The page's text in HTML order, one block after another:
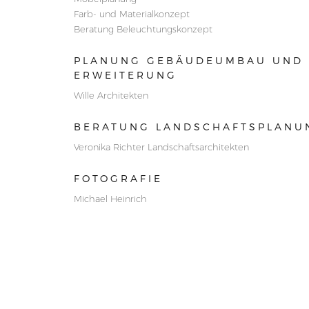
Farb- und Materialkonzept
Beratung Beleuchtungskonzept
PLANUNG GEBÄUDEUMBAU UND
ERWEITERUNG
Wille Architekten
BERATUNG
Veronika Richter Landschaftsarchitekten
FOTOGRAFIE
Michael Heinrich